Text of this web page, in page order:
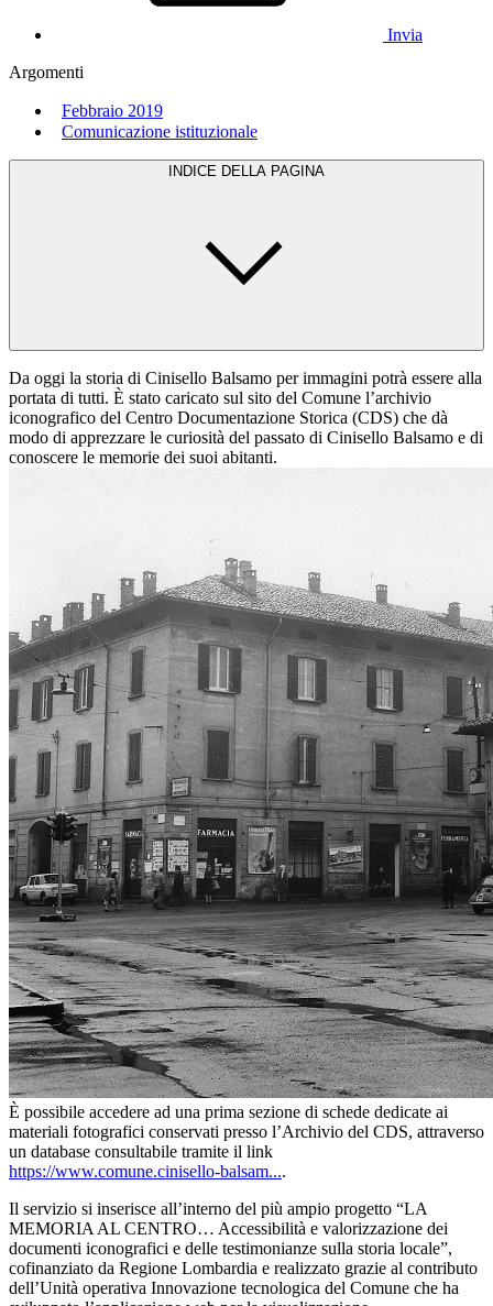
Invia
Argomenti
Febbraio 2019
Comunicazione istituzionale
INDICE DELLA PAGINA
Da oggi la storia di Cinisello Balsamo per immagini potrà essere alla
portata di tutti. È stato caricato sul sito del Comune l’archivio
iconografico del Centro Documentazione Storica (CDS) che dà
modo di apprezzare le curiosità del passato di Cinisello Balsamo e di
conoscere le memorie dei suoi abitanti.
È possibile accedere ad una prima sezione di schede dedicate ai
materiali fotografici conservati presso l’Archivio del CDS, attraverso
un database consultabile tramite il link
https://www.comune.cinisello-balsam....
Il servizio si inserisce all’interno del più ampio progetto “LA
MEMORIA AL CENTRO… Accessibilità e valorizzazione dei
documenti iconografici e delle testimonianze sulla storia locale”,
cofinanziato da Regione Lombardia e realizzato grazie al contributo
dell’Unità operativa Innovazione tecnologica del Comune che ha